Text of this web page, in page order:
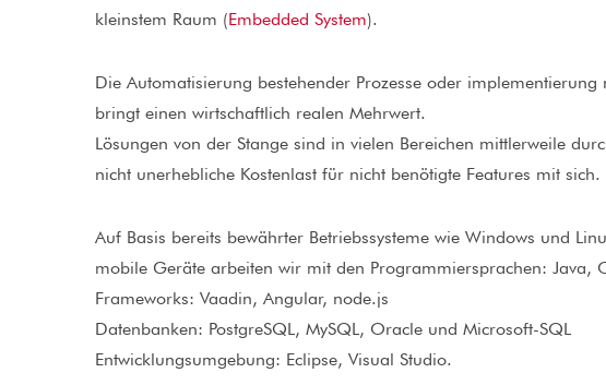
kleinstem Raum (Embedded System).
Die Automatisierung bestehender Prozesse oder
bringt einen wirtschaftlich realen Mehrwert.
Lösungen von der Stange sind in vielen Bereichen mittlerweile
nicht unerhebliche Kostenlast für nicht benötigte Features mit sich.
Auf Basis bereits bewährter Betriebssysteme wie Windows und
mobile Geräte arbeiten wir mit den Programmiersprachen:
Frameworks: Vaadin, Angular, node.js
Datenbanken: PostgreSQL, MySQL, Oracle und Microsoft-SQL
Entwicklungsumgebung: Eclipse, Visual Studio.